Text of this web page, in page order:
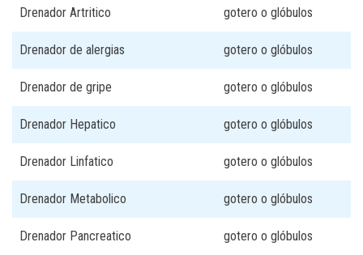
Drenador Artritico gotero o glóbulos
Drenador de alergias gotero o glóbulos
Drenador de gripe gotero o glóbulos
Drenador Hepatico gotero o glóbulos
Drenador Linfatico gotero o glóbulos
Drenador Metabolico gotero o glóbulos
Drenador Pancreatico gotero o glóbulos